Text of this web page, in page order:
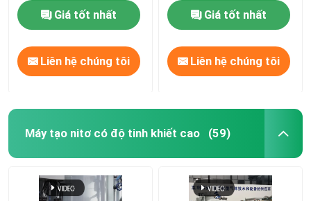
Giá tốt nhất
Liên hệ chúng tôi
Giá tốt nhất
Liên hệ chúng tôi
Máy tạo nitơ có độ tinh khiết cao (59)